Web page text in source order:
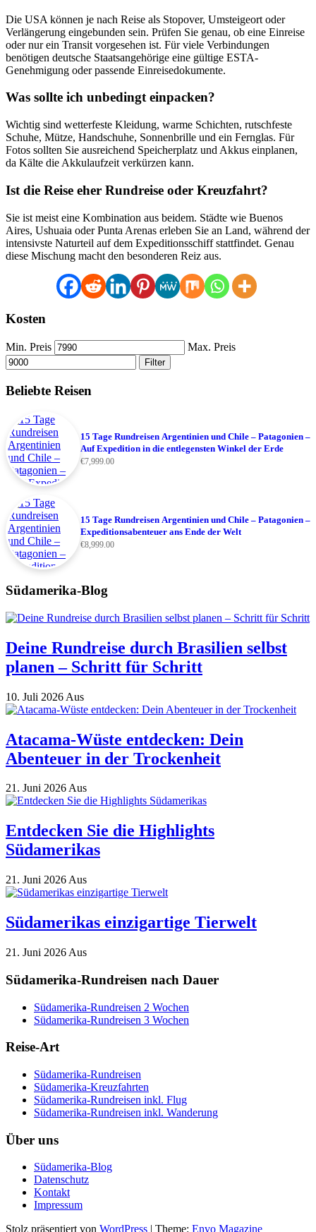
Die USA können je nach Reise als Stopover, Umsteigeort oder
Verlängerung eingebunden sein. Prüfen Sie genau, ob eine Einreise
oder nur ein Transit vorgesehen ist. Für viele Verbindungen
benötigen deutsche Staatsangehörige eine gültige ESTA-
Genehmigung oder passende Einreisedokumente.
Was sollte ich unbedingt einpacken?
Wichtig sind wetterfeste Kleidung, warme Schichten, rutschfeste
Schuhe, Mütze, Handschuhe, Sonnenbrille und ein Fernglas. Für
Fotos sollten Sie ausreichend Speicherplatz und Akkus einplanen,
da Kälte die Akkulaufzeit verkürzen kann.
Ist die Reise eher Rundreise oder Kreuzfahrt?
Sie ist meist eine Kombination aus beidem. Städte wie Buenos
Aires, Ushuaia oder Punta Arenas erleben Sie an Land, während der
intensivste Naturteil auf dem Expeditionsschiff stattfindet. Genau
diese Mischung macht den besonderen Reiz aus.
Kosten
Min. Preis Max. Preis
Filter
Beliebte Reisen
15 Tage Rundreisen Argentinien und Chile – Patagonien –
Auf Expedition in die entlegensten Winkel der Erde
€7,999.00
15 Tage Rundreisen Argentinien und Chile – Patagonien –
Expeditionsabenteuer ans Ende der Welt
€8,999.00
Südamerika-Blog
Deine Rundreise durch Brasilien selbst
planen – Schritt für Schritt
10. Juli 2026 Aus
Atacama-Wüste entdecken: Dein
Abenteuer in der Trockenheit
21. Juni 2026Aus
Entdecken Sie die Highlights
Südamerikas
21. Juni 2026 Aus
Südamerikas einzigartige Tierwelt
21. Juni 2026 Aus
Südamerika-Rundreisen nach Dauer
Südamerika-Rundreisen 2 Wochen
Südamerika-Rundreisen 3 Wochen
Reise-Art
Südamerika-Rundreisen
Südamerika-Kreuzfahrten
Südamerika-Rundreisen inkl. Flug
Südamerika-Rundreisen inkl. Wanderung
Über uns
Südamerika-Blog
Datenschutz
Kontakt
Impressum
Stolz präsentiert von WordPress | Theme: Envo Magazine